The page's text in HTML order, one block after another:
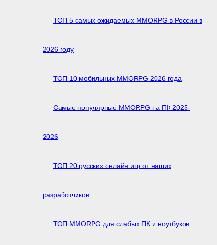
ТОП 5 самых ожидаемых MMORPG в России в
2026 году
ТОП 10 мобильных MMORPG 2026 года
Самые популярные MMORPG на ПК 2025-
2026
ТОП 20 русских онлайн игр от наших
разработчиков
ТОП MMORPG для слабых ПК и ноутбуков